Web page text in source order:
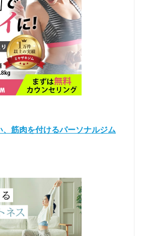
筋肉を付けるパーソナルジム